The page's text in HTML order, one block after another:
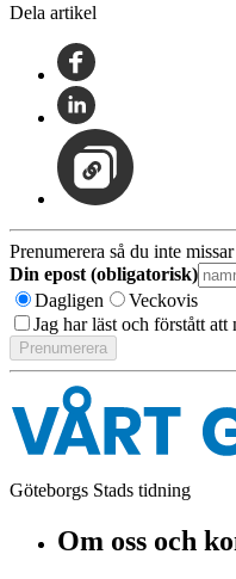
Dela artikel
Prenumerera så du inte
Din epost (obligatorisk)
Dagligen
Veckovis
Jag har läst och förstått
Göteborgs Stads tidning
Om oss och